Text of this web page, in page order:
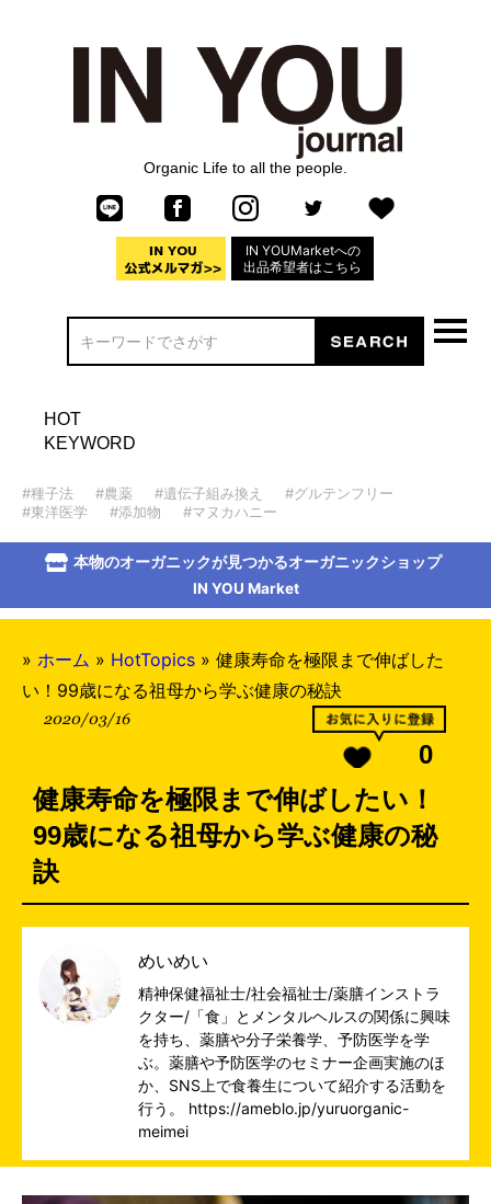
Organic Life to all the people.
IN YOUMarketへの
出品希望者はこちら
HOT
KEYWORD
#種子法 #農薬 #遺伝子組み換え
#グルテンフリー
#東洋医学
#添加物 #マヌカハニー
本物のオーガニックが見つかるオーガニックショップ
IN YOU Market
» ホーム » HotTopics » 健康寿命を極限まで伸ばした
い！99歳になる祖母から学ぶ健康の秘訣
2020/03/16
0
健康寿命を極限まで伸ばしたい！
99歳になる祖母から学ぶ健康の秘
訣
めいめい
精神保健福祉士/社会福祉士/薬膳インストラ
クター/「食」とメンタルヘルスの関係に興味
を持ち、薬膳や分子栄養学、予防医学を学
ぶ。薬膳や予防医学のセミナー企画実施のほ
か、SNS上で食養生について紹介する活動を
行う。 https://ameblo.jp/yuruorganic-
meimei